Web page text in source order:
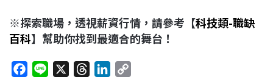
※探索職場，透視薪資行情，請參考【科技類-職缺
百科】幫助你找到最適合的舞台！